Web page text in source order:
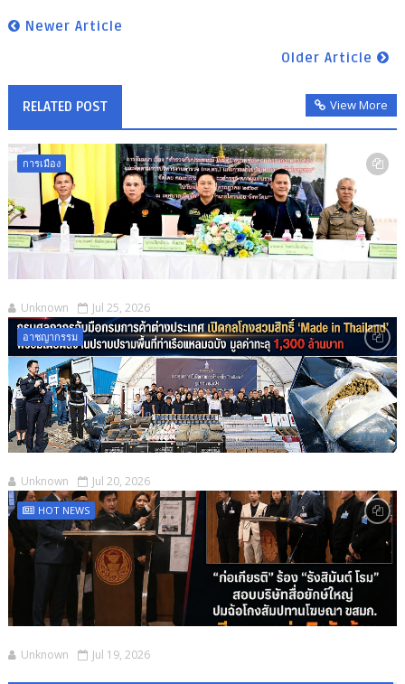
Newer Article
Older Article
RELATED POST View More
การเมือง
Unknown Jul 25, 2026
อาชญากรรม
Unknown Jul 20, 2026
HOT NEWS
Unknown Jul 19, 2026